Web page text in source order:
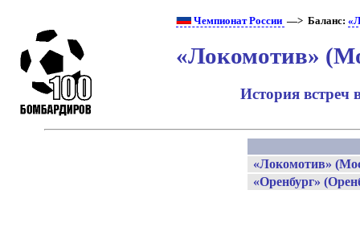
Чемпионат России —> Баланс:
«Локомотив»
История встреч
«Локомотив»
«Оренбург»